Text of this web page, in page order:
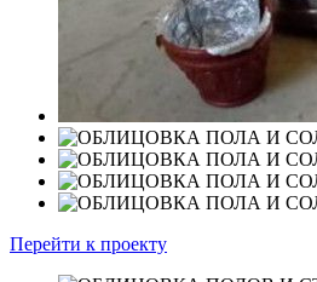
Перейти к проекту